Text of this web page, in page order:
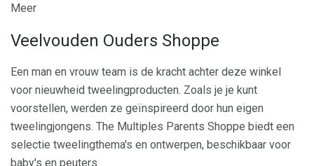
Meer
Veelvouden Ouders Shoppe
Een man en vrouw team is de kracht achter deze winkel
voor nieuwheid tweelingproducten. Zoals je je kunt
voorstellen, werden ze geïnspireerd door hun eigen
tweelingjongens. The Multiples Parents Shoppe biedt een
selectie tweelingthema's en ontwerpen, beschikbaar voor
baby's en peuters.